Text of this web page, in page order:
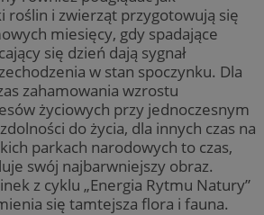
roślin i zwierząt przygotowują się
miesięcy, gdy spadające
się dzień dają sygnał
w stan spoczynku. Dla
zahamowania wzrostu
życiowych przy jednoczesnym
do życia, dla innych czas na
parkach narodowych to czas,
swój najbarwniejszy obraz.
z cyklu „Energia Rytmu Natury”
się tamtejsza flora i fauna.